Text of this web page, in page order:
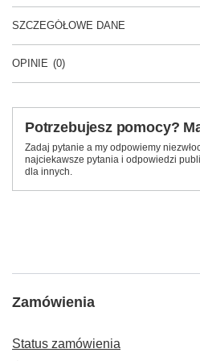
SZCZEGÓŁOWE DANE
OPINIE (0)
Potrzebujesz pomocy?
Zadaj pytanie a my odpowiemy
najciekawsze pytania i odpowiedzi
dla innych.
Zamówienia
Status zamówienia